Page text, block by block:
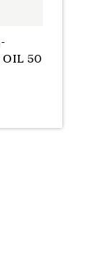
OIL 50